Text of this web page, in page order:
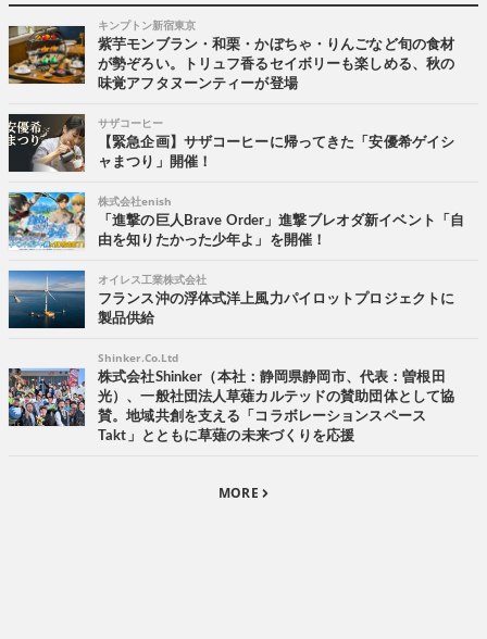
キンプトン新宿東京
紫芋モンブラン・和栗・かぼちゃ・りんごなど旬の食材
が勢ぞろい。トリュフ香るセイボリーも楽しめる、秋の
味覚アフタヌーンティーが登場
サザコーヒー
【緊急企画】サザコーヒーに帰ってきた「安優希ゲイシ
ャまつり」開催！
株式会社enish
「進撃の巨人Brave Order」進撃ブレオダ新イベント「自
由を知りたかった少年よ」を開催！
オイレス工業株式会社
フランス沖の浮体式洋上風力パイロットプロジェクトに
製品供給
Shinker.Co.Ltd
株式会社Shinker（本社：静岡県静岡市、代表：曽根田
光）、一般社団法人草薙カルテッドの賛助団体として協
賛。地域共創を支える「コラボレーションスペース
Takt」とともに草薙の未来づくりを応援
MORE